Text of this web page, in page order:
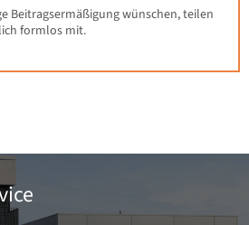
Beitragsermäßigung wünschen, teilen
formlos mit.